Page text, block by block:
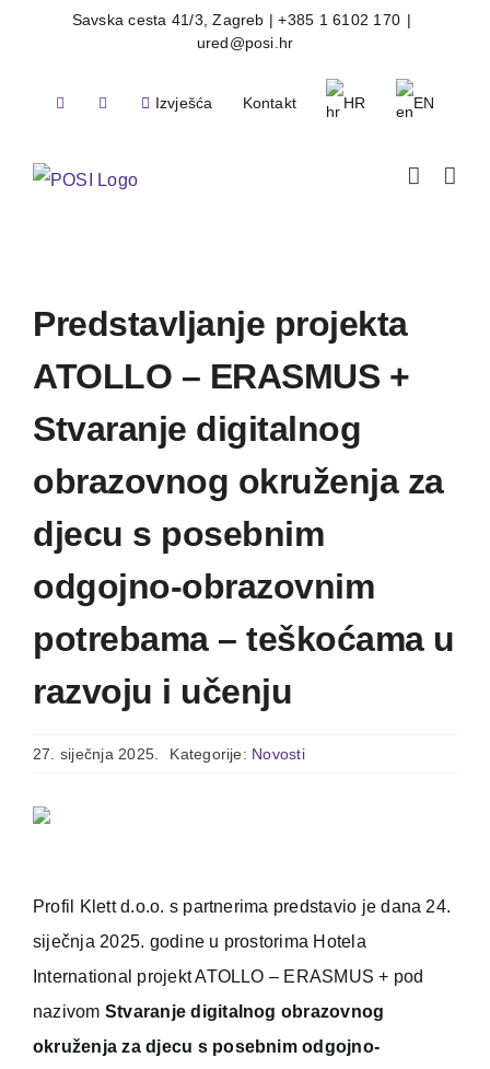
Savska cesta 41/3, Zagreb | +385 1 6102 170 |
ured@posi.hr
Izvješća Kontakt HR EN
Predstavljanje projekta
ATOLLO – ERASMUS +
Stvaranje digitalnog
obrazovnog okruženja za
djecu s posebnim
odgojno-obrazovnim
potrebama – teškoćama u
razvoju i učenju
27. siječnja 2025. Kategorije: Novosti
Profil Klett d.o.o. s partnerima predstavio je dana 24.
siječnja 2025. godine u prostorima Hotela
International projekt ATOLLO – ERASMUS + pod
nazivom Stvaranje digitalnog obrazovnog
okruženja za djecu s posebnim odgojno-